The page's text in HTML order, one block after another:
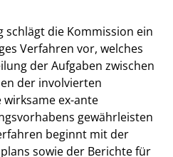
schlägt die Kommission ein
Verfahren vor, welches
der Aufgaben zwischen
der involvierten
ex-ante
gewährleisten
beginnt mit der
sowie der Berichte für